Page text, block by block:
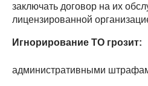
заключать договор на их
лицензированной
Игнорирование ТО грозит:
административными